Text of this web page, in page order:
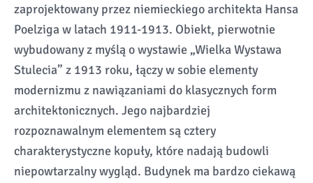
zaprojektowany przez niemieckiego architekta Hansa
Poelziga w latach 1911-1913. Obiekt, pierwotnie
wybudowany z myślą o wystawie „Wielka Wystawa
Stulecia” z 1913 roku, łączy w sobie elementy
modernizmu z nawiązaniami do klasycznych form
architektonicznych. Jego najbardziej
rozpoznawalnym elementem są cztery
charakterystyczne kopuły, które nadają budowli
niepowtarzalny wygląd. Budynek ma bardzo ciekawą